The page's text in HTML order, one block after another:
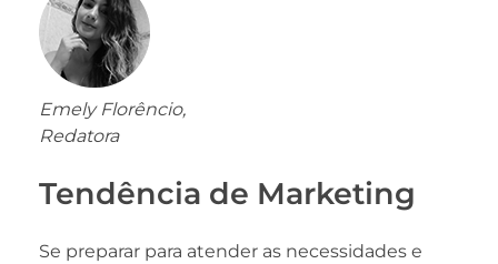
Emely Florêncio,
Redatora
Tendência de Marketing
Se preparar para atender as necessidades e